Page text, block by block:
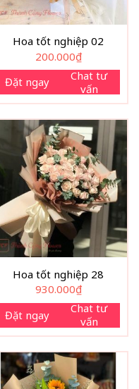
Hoa tốt nghiệp 02
200.000₫
Đặt ngay
Chat tư
vấn
Hoa tốt nghiệp 28
930.000₫
Đặt ngay
Chat tư
vấn